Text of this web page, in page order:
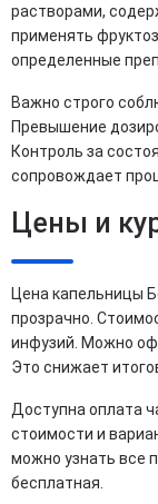
растворами,
применять
определенные
Важно строго
Превышение
Контроль за
сопровождает
Цены и
Цена капельницы
прозрачно.
инфузий. Можно
Это снижает
Доступна оплата
стоимости и
можно узнать все
бесплатная.